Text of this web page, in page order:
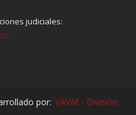
judiciales:
por: VAVM - División